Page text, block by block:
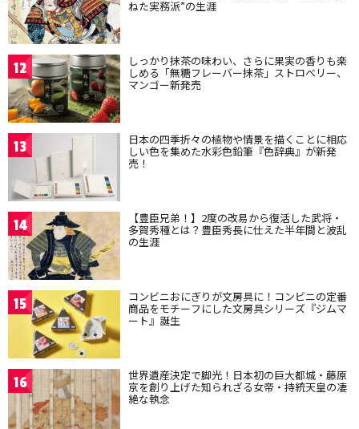
ねた実務派”の生涯
12 しっかり抹茶の味わい、さらに果実の香りも楽
しめる「無糖フレーバー抹茶」ストロベリー、
マンゴー新発売
13 日本の四季折々の植物や情景を描くことに相応
しい色を集めた水彩色鉛筆『色辞典』が新発
売！
14 【豊臣兄弟！】2度の改易から復活した武将・
多賀秀種とは？豊臣秀長に仕えた半年間と波乱
の生涯
15 コンビニおにぎりが文房具に！コンビニの定番
商品をモチーフにした文房具シリーズ『ジムマ
ート』誕生
16 世界遺産決定で脚光！日本初の巨大都城・藤原
京を創り上げた知られざる女帝・持統天皇の凄
絶な執念